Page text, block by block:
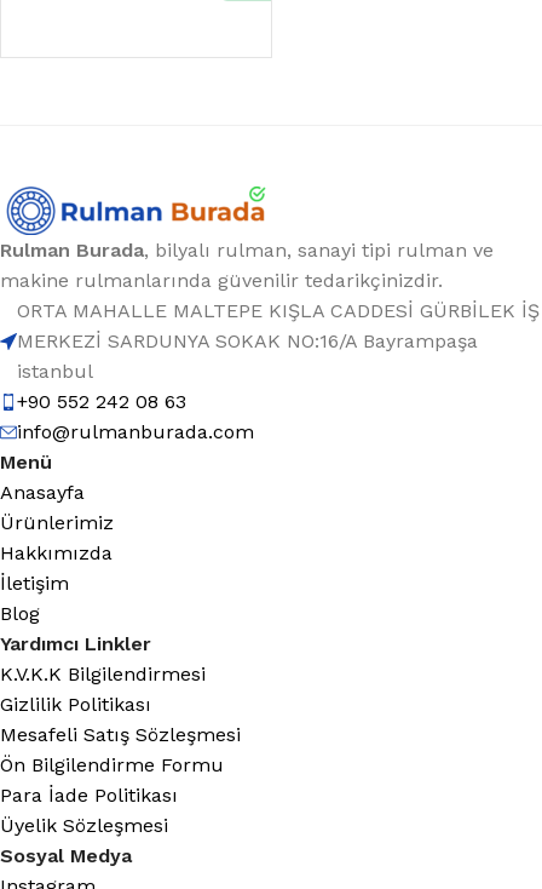
Rulman Burada, bilyalı rulman, sanayi tipi rulman ve
makine rulmanlarında güvenilir tedarikçinizdir.
ORTA MAHALLE MALTEPE KIŞLA CADDESİ GÜRBİLEK İŞ
MERKEZİ SARDUNYA SOKAK NO:16/A Bayrampaşa
istanbul
+90 552 242 08 63
info@rulmanburada.com
Menü
Anasayfa
Ürünlerimiz
Hakkımızda
İletişim
Blog
Yardımcı Linkler
K.V.K.K Bilgilendirmesi
Gizlilik Politikası
Mesafeli Satış Sözleşmesi
Ön Bilgilendirme Formu
Para İade Politikası
Üyelik Sözleşmesi
Sosyal Medya